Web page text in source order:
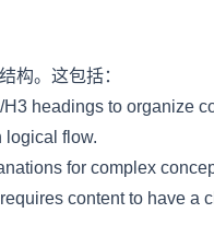
构。这包括：
headings to organize
logical flow.
for complex
content to have a